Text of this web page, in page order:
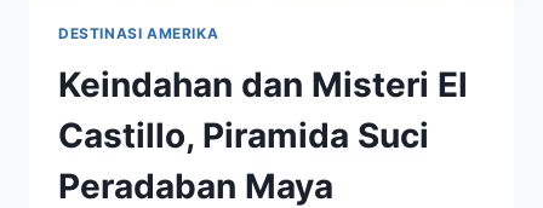
DESTINASI AMERIKA
Keindahan dan Misteri El
Castillo, Piramida Suci
Peradaban Maya